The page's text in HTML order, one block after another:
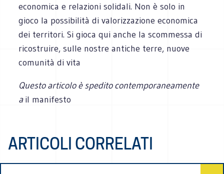
eco­no­mica e rela­zioni soli­dali. Non è solo in
gioco la pos­si­bi­lità di valo­riz­za­zione eco­no­mica
dei ter­ri­tori. Si gioca qui anche la scom­messa di
rico­struire, sulle nostre anti­che terre, nuove
comu­nità di vita
Questo articolo è spedito contemporaneamente
ail manifesto
ARTICOLI CORRELATI